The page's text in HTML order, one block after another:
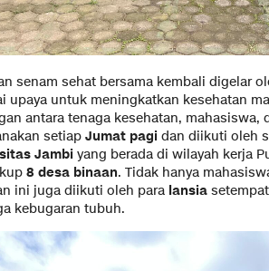
senam sehat bersama kembali digelar
upaya untuk meningkatkan kesehatan
antara tenaga kesehatan, mahasiswa,
setiap Jumat pagi dan diikuti oleh
Jambi yang berada di wilayah kerja
8 desa binaan. Tidak hanya
ini juga diikuti oleh para lansia
kebugaran tubuh.